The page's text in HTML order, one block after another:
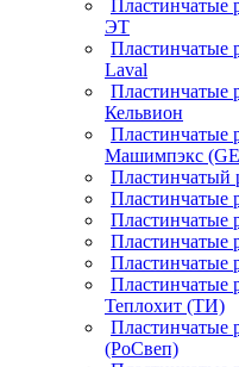
Пластинчатые
ЭТ
Пластинчатые
Laval
Пластинчатые
Кельвион
Пластинчатые
Машимпэкс
Пластинчатый
Пластинчатые
Пластинчатые
Пластинчатые
Пластинчатые
Пластинчатые
Теплохит (ТИ)
Пластинчатые
(РоСвеп)